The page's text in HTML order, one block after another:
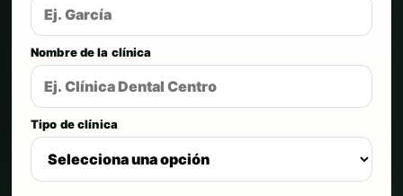
Nombre de la clínica
Tipo de clínica